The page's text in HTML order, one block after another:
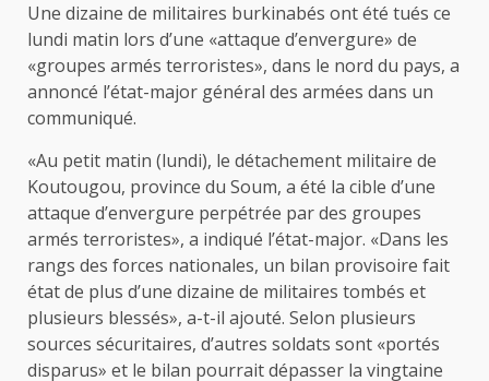
Une dizaine de militaires burkinabés ont été tués ce
lundi matin lors d’une «attaque d’envergure» de
«groupes armés terroristes», dans le nord du pays, a
annoncé l’état-major général des armées dans un
communiqué.
«Au petit matin (lundi), le détachement militaire de
Koutougou, province du Soum, a été la cible d’une
attaque d’envergure perpétrée par des groupes
armés terroristes», a indiqué l’état-major. «Dans les
rangs des forces nationales, un bilan provisoire fait
état de plus d’une dizaine de militaires tombés et
plusieurs blessés», a-t-il ajouté. Selon plusieurs
sources sécuritaires, d’autres soldats sont «portés
disparus» et le bilan pourrait dépasser la vingtaine